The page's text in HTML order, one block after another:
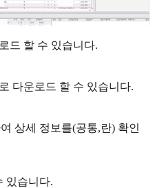
드 할 수 있습니다.
다운로드 할 수 있습니다.
상세 정보를(공통,란) 확인
있습니다.